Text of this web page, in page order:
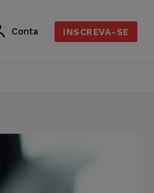
Conta INSCREVA-SE